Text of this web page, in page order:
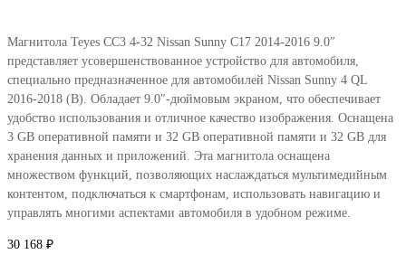
Магнитола Teyes CC3 4-32 Nissan Sunny C17 2014-2016 9.0″
представляет усовершенствованное устройство для автомобиля,
специально предназначенное для автомобилей Nissan Sunny 4 QL
2016-2018 (B). Обладает 9.0″-дюймовым экраном, что обеспечивает
удобство использования и отличное качество изображения. Оснащена
3 GB оперативной памяти и 32 GB оперативной памяти и 32 GB для
хранения данных и приложений. Эта магнитола оснащена
множеством функций, позволяющих наслаждаться мультимедийным
контентом, подключаться к смартфонам, использовать навигацию и
управлять многими аспектами автомобиля в удобном режиме.
30 168 ₽